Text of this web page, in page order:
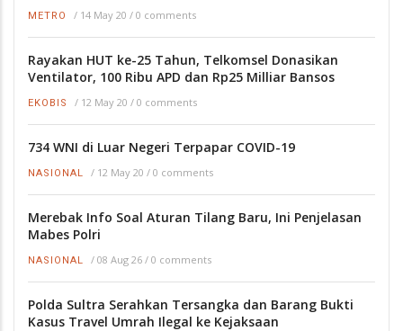
METRO / 14 May 20 / 0 comments
Rayakan HUT ke-25 Tahun, Telkomsel Donasikan
Ventilator, 100 Ribu APD dan Rp25 Milliar Bansos
EKOBIS / 12 May 20 / 0 comments
734 WNI di Luar Negeri Terpapar COVID-19
NASIONAL / 12 May 20 / 0 comments
Merebak Info Soal Aturan Tilang Baru, Ini Penjelasan
Mabes Polri
NASIONAL / 08 Aug 26 / 0 comments
Polda Sultra Serahkan Tersangka dan Barang Bukti
Kasus Travel Umrah Ilegal ke Kejaksaan